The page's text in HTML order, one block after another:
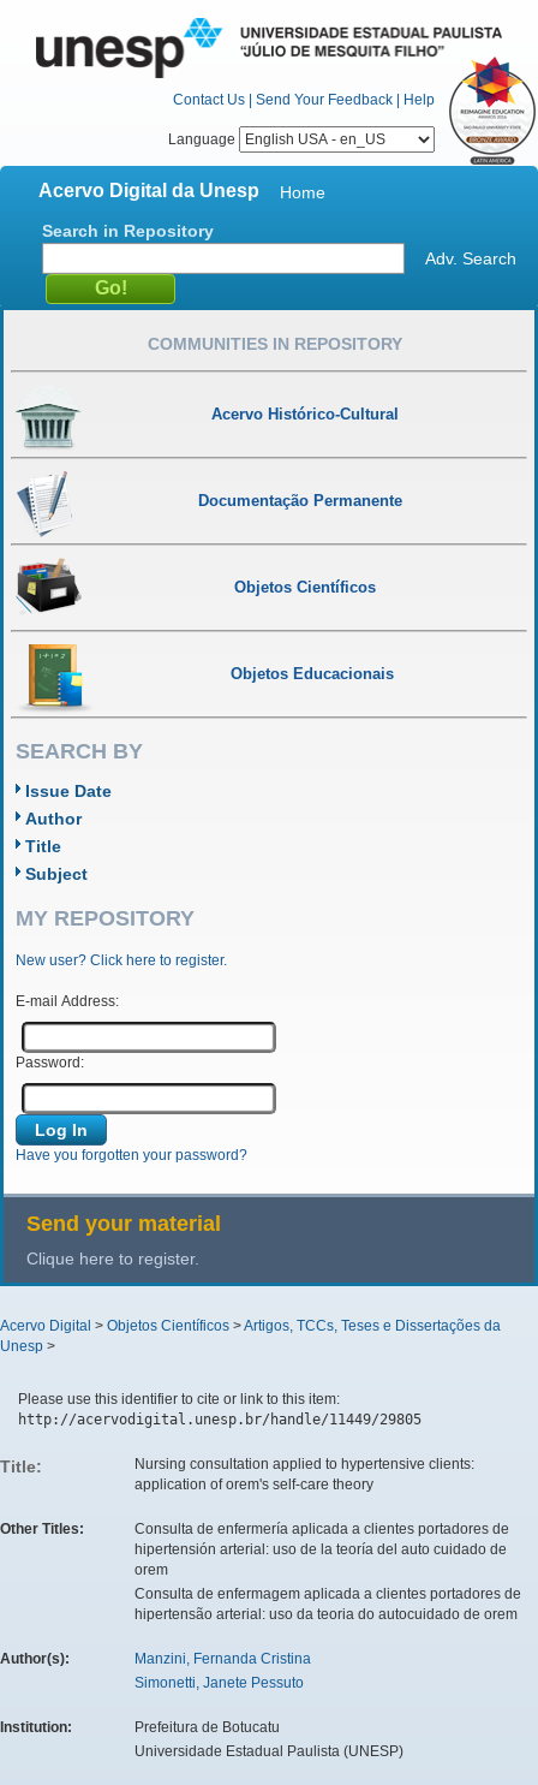
Contact Us | Send Your Feedback | Help
Language
Acervo Digital da Unesp
Home
Search in Repository
Adv. Search
COMMUNITIES IN REPOSITORY
Acervo Histórico-Cultural
Documentação Permanente
Objetos Científicos
Objetos Educacionais
SEARCH BY
Issue Date
Author
Title
Subject
MY REPOSITORY
New user? Click here to register.
E-mail Address:
Password:
Have you forgotten your password?
Send your material
Clique here to register.
Acervo Digital > Objetos Científicos >Artigos, TCCs, Teses e Dissertações da
Unesp >
Please use this identifier to cite or link to this item:
http://acervodigital.unesp.br/handle/11449/29805
Title:
Nursing consultation applied to hypertensive clients:
application of orem's self-care theory
Other Titles:
Consulta de enfermería aplicada a clientes portadores de
hipertensión arterial: uso de la teoría del auto cuidado de
orem
Consulta de enfermagem aplicada a clientes portadores de
hipertensão arterial: uso da teoria do autocuidado de orem
Author(s):
Manzini, Fernanda Cristina
Simonetti, Janete Pessuto
Institution:
Prefeitura de Botucatu
Universidade Estadual Paulista (UNESP)